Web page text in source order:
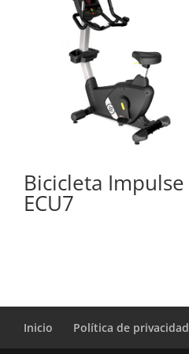
Bicicleta Impulse
ECU7
Inicio Política de privacidad